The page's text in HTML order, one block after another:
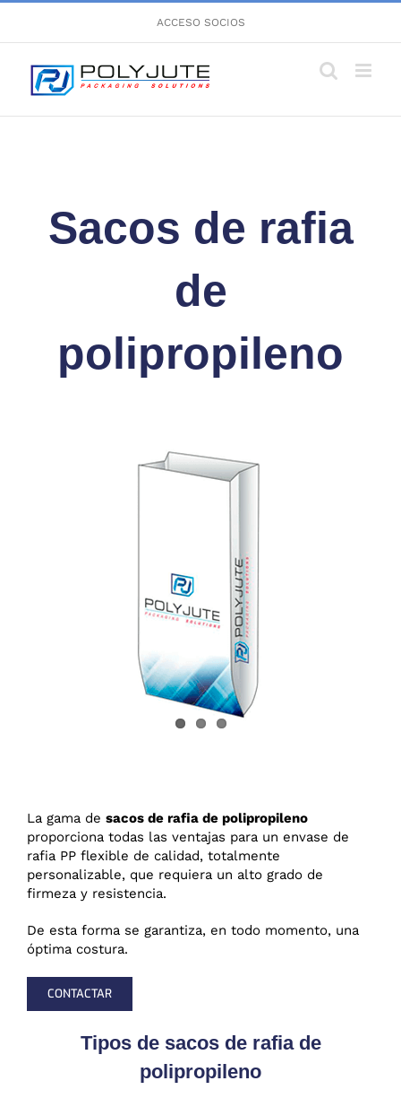
Saltar
contenido
ACCESO SOCIOS
Sacos de rafia
de
polipropileno
La gama de sacos de rafia de polipropileno
proporciona todas las ventajas para un envase de
rafia PP flexible de calidad, totalmente
personalizable, que requiera un alto grado de
firmeza y resistencia.
De esta forma se garantiza, en todo momento, una
óptima costura.
CONTACTAR
Tipos de sacos de rafia de
polipropileno